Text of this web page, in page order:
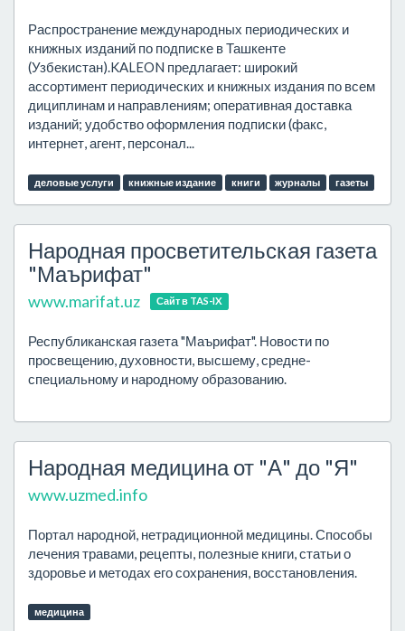
Распространение международных периодических и
книжных изданий по подписке в Ташкенте
(Узбекистан).KALEON предлагает: широкий
ассортимент периодических и книжных издания по всем
дициплинам и направлениям; оперативная доставка
изданий; удобство оформления подписки (факс,
интернет, агент, персонал...
деловые услуги книжные издание книги журналы газеты
Народная просветительская газета
"Маърифат"
www.marifat.uz Сайт в TAS-IX
Республиканская газета "Маърифат". Новости по
просвещению, духовности, высшему, средне-
специальному и народному образованию.
Народная медицина от "А" до "Я"
www.uzmed.info
Портал народной, нетрадиционной медицины. Способы
лечения травами, рецепты, полезные книги, статьи о
здоровье и методах его сохранения, восстановления.
медицина